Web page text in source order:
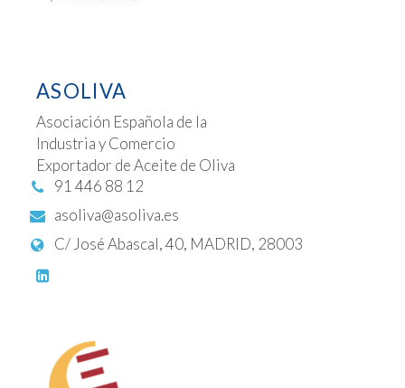
ASOLIVA
Asociación Española de la
Industria y Comercio
Exportador de Aceite de Oliva
91 446 88 12
asoliva@asoliva.es
C/ José Abascal, 40, MADRID, 28003